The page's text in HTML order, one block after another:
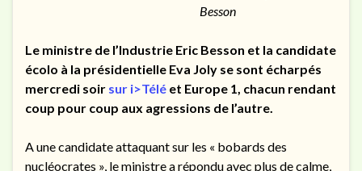
Besson
Le ministre de l’Industrie Eric Besson et la candidate
écolo à la présidentielle Eva Joly se sont écharpés
mercredi soir sur i>Télé et Europe 1, chacun rendant
coup pour coup aux agressions de l’autre.
A une candidate attaquant sur les « bobards des
nucléocrates », le ministre a répondu avec plus de calme,